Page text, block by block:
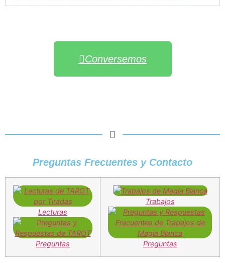
Conversemos
Preguntas Frecuentes y Contacto
Lecturas
Preguntas
Trabajos
Preguntas